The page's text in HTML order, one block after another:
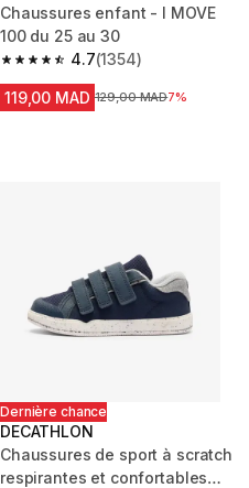
Chaussures enfant - I MOVE
100 du 25 au 30
4.7
4.7 out of 5 stars from 1354
(1354)
119,00 MAD Prix avant la réduction
129,00 MAD7%
Dernière chance
DECATHLON
Chaussures de sport à scratch
respirantes et confortables